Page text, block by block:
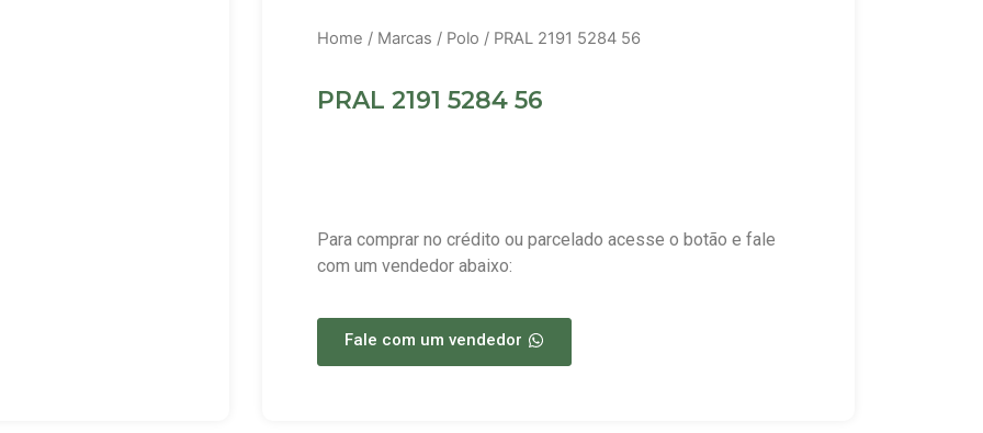
Home / Marcas / Polo / PRAL 2191 5284 56
PRAL 2191 5284 56
Para comprar no crédito ou parcelado acesse o botão e fale
com um vendedor abaixo:
Fale com um vendedor